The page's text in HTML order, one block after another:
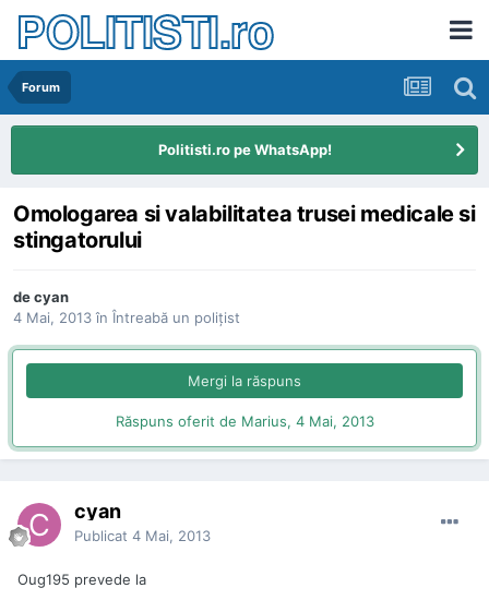
POLITISTI.ro
Forum
Politisti.ro pe WhatsApp!
Omologarea si valabilitatea trusei medicale si
stingatorului
decyan
4 Mai, 2013 în Întreabă un poliţist
Mergi la răspuns
Răspuns oferit de Marius, 4 Mai, 2013
cyan
Publicat 4 Mai, 2013
Oug195 prevede la